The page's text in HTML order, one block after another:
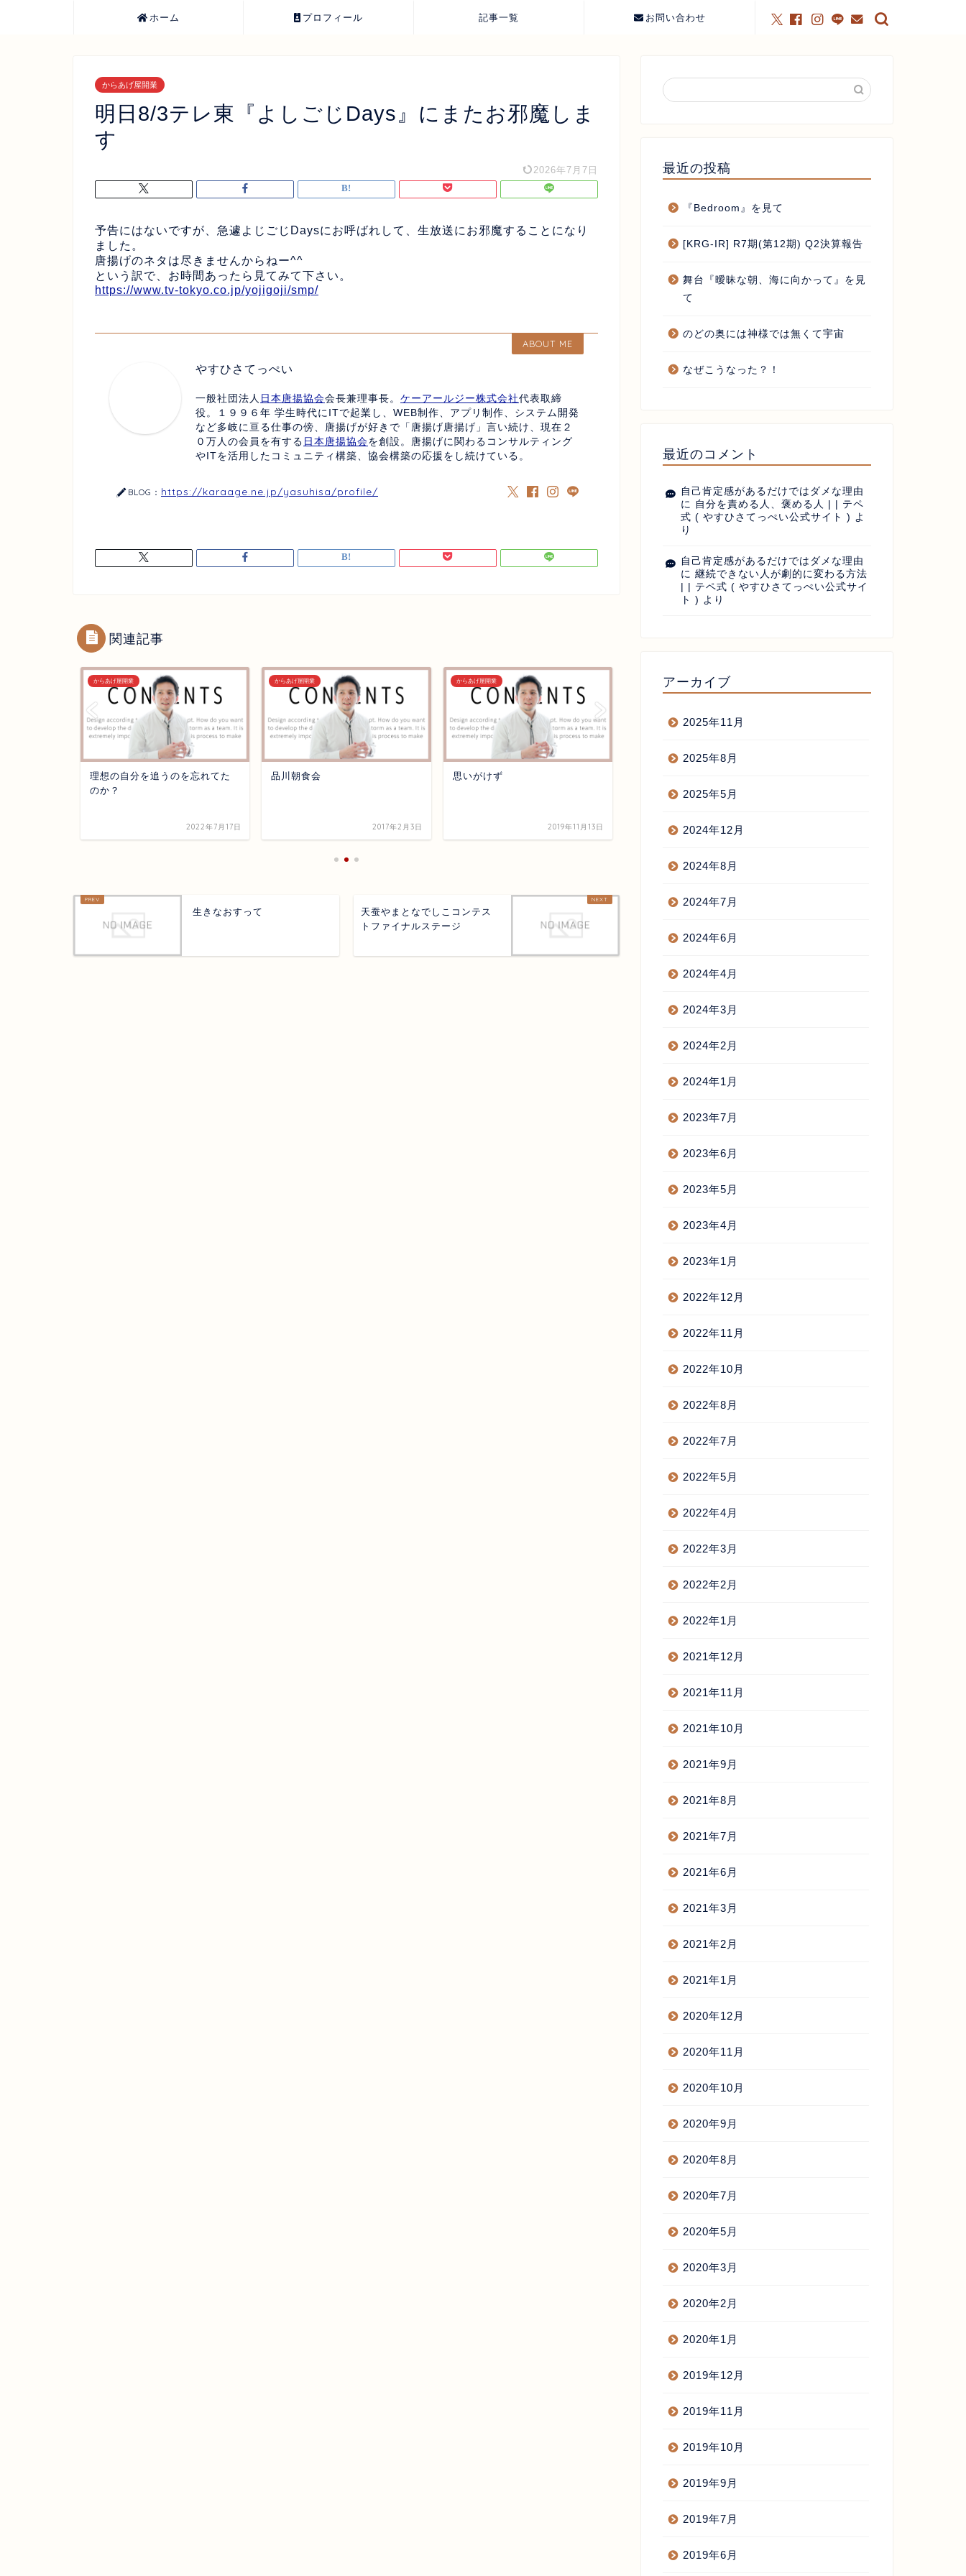
ホーム プロフィール 記事一覧 お問い合わせ
からあげ屋開業
明日8/3テレ東『よしごじDays』にまたお邪魔しま
す
2026年7月7日
予告にはないですが、急遽よじごじDaysにお呼ばれして、生放送にお邪魔することになり
ました。
唐揚げのネタは尽きませんからねー^^
という訳で、お時間あったら見てみて下さい。
https://www.tv-tokyo.co.jp/yojigoji/smp/
ABOUT ME
やすひさてっぺい
一般社団法人 日本唐揚協会会長兼理事長。 ケーアールジー株式会社代表取締
役。１９９６年 学生時代にITで起業し、WEB制作、アプリ制作、システム開発
など多岐に亘る仕事の傍、唐揚げが好きで「唐揚げ唐揚げ」言い続け、現在２
０万人の会員を有する 日本唐揚協会を創設。唐揚げに関わるコンサルティング
やITを活用したコミュニティ構築、協会構築の応援をし続けている。
BLOG： https://karaage.ne.jp/yasuhisa/profile/
関連記事
からあげ屋開業
理想の自分を追うのを忘れてた
のか？
2022年7月17日
からあげ屋開業
品川朝食会
2017年2月3日
からあげ屋開業
思いがけず
2019年11月13日
からあげ屋開業
2022年7月17日
生きなおすって
天蚕やまとなでしこコンテス
トファイナルステージ
最近の投稿
『Bedroom』を見て
[KRG-IR] R7期(第12期) Q2決算報告
舞台『曖昧な朝、海に向かって』を見
て
のどの奥には神様では無くて宇宙
なぜこうなった？！
最近のコメント
自己肯定感があるだけではダメな理由
に 自分を責める人、褒める人 | | テペ
式 ( やすひさてっぺい公式サイト ) よ
り
自己肯定感があるだけではダメな理由
に 継続できない人が劇的に変わる方法
| | テペ式 ( やすひさてっぺい公式サイ
ト ) より
アーカイブ
2025年11月
2025年8月
2025年5月
2024年12月
2024年8月
2024年7月
2024年6月
2024年4月
2024年3月
2024年2月
2024年1月
2023年7月
2023年6月
2023年5月
2023年4月
2023年1月
2022年12月
2022年11月
2022年10月
2022年8月
2022年7月
2022年5月
2022年4月
2022年3月
2022年2月
2022年1月
2021年12月
2021年11月
2021年10月
2021年9月
2021年8月
2021年7月
2021年6月
2021年3月
2021年2月
2021年1月
2020年12月
2020年11月
2020年10月
2020年9月
2020年8月
2020年7月
2020年5月
2020年3月
2020年2月
2020年1月
2019年12月
2019年11月
2019年10月
2019年9月
2019年7月
2019年6月